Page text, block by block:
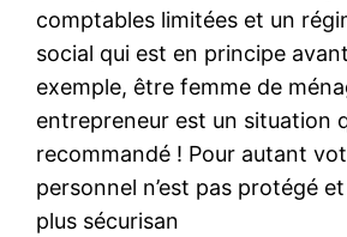
comptables limitées et un
social qui est en principe
exemple, être femme de
entrepreneur est un situation
recommandé ! Pour autant
personnel n’est pas protégé
plus sécurisan